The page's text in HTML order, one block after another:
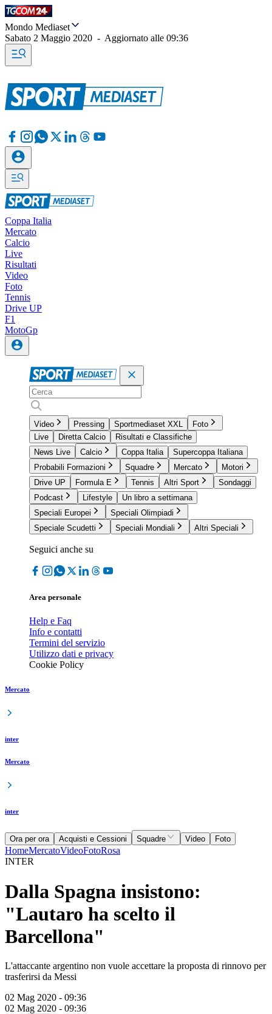
Mondo Mediaset
Sabato 2 Maggio 2020 - Aggiornato alle 09:36
Coppa Italia
Mercato
Calcio
Live
Risultati
Video
Foto
Tennis
Drive UP
F1
MotoGp
Video Pressing Sportmediaset XXL
Foto
Live
Diretta Calcio
Risultati e Classifiche
News Live
Calcio Coppa Italia
Supercoppa Italiana
Probabili Formazioni
Squadre Mercato
Motori
Drive UP
Formula E Tennis Altri Sport
Sondaggi
Podcast
Lifestyle
Un libro a settimana
Speciali Europei
Speciali Olimpiadi
Speciale Scudetti
Speciali Mondiali Altri Speciali
Seguici anche su
Area personale
Help e Faq
Info e contatti
Termini del servizio
Utilizzo dati e privacy
Cookie Policy
Mercato
inter
Mercato
inter
Ora per ora Acquisti e Cessioni Squadre Video Foto
HomeMercatoVideoFotoRosa
INTER
Dalla Spagna insistono:
"Lautaro ha scelto il
Barcellona"
L'attaccante argentino non vuole accettare la proposta di rinnovo per
trasferirsi da Messi
02 Mag 2020 - 09:36
02 Mag 2020 - 09:36